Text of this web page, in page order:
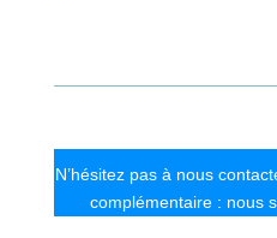
N’hésitez pas à nous
complémentaire : nous